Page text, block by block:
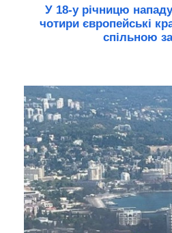
У 18-у річницю нападу
чотири європейські
спільною